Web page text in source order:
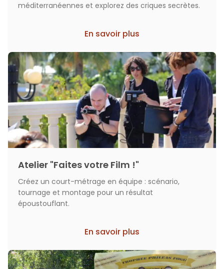
méditerranéennes et explorez des criques secrètes.
En savoir plus
Atelier "Faites votre Film !"
Créez un court-métrage en équipe : scénario,
tournage et montage pour un résultat
époustouflant.
En savoir plus